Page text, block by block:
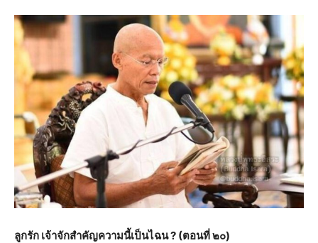
ลูกรัก เจ้าจักสำคัญความนี้เป็นไฉน ? (ตอนที่ ๒๐)